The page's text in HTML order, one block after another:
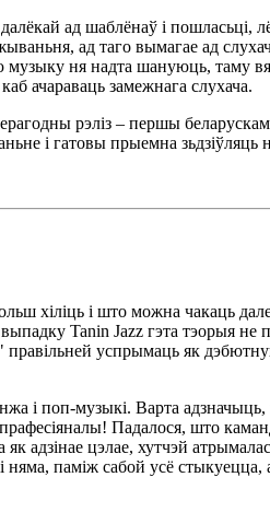
ад шаблёнаў і пошласьці,
ад таго вымагае ад
ня надта шануюць, таму
ачараваць замежнага слухача.
рэліз – першы
і гатовы прыемна зьдзіўляць
хіліць і што можна чакаць
Tanin Jazz гэта тэорыя не
успрымаць як
і поп-музыкі. Варта
Падалося, што
адзінае цэлае, хутчэй
паміж сабой усё